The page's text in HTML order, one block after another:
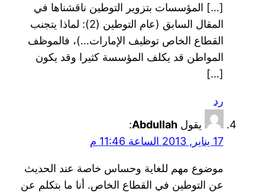
[…] المؤسسات بتزوير التوطين ناقشناها في
المقال السابق (عام التوطين (2): لماذا يتجنب
القطاع الخاص توظيف الإمارات…)، فالموظف
المواطن قد يكلف المؤسسة كثيرا وقد يكون
[…]
رد
يقول Abdullah
:
17 يناير, 2013 الساعة 11:46 م
موضوع مهم للغاية وحساس خاصة عند الحديث
عن التوطين في القطاع الخاص. أنا ما بتكلم عن